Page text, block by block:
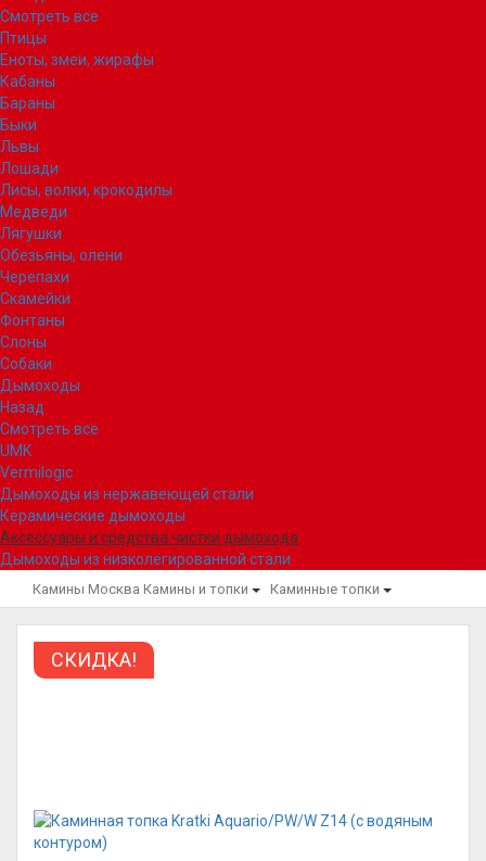
Смотреть все
Птицы
Еноты, змеи, жирафы
Кабаны
Бараны
Быки
Львы
Лошади
Лисы, волки, крокодилы
Медведи
Лягушки
Обезьяны, олени
Черепахи
Скамейки
Фонтаны
Слоны
Собаки
Дымоходы
Назад
Смотреть все
UMK
Vermilogic
Дымоходы из нержавеющей стали
Керамические дымоходы
Аксессуары и средства чистки дымохода
Дымоходы из низколегированной стали
Камины Москва Камины и топки Каминные топки
СКИДКА!